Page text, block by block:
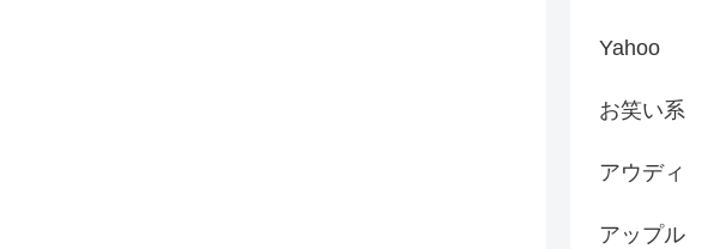
Yahoo
お笑い系
アウディ
アップル